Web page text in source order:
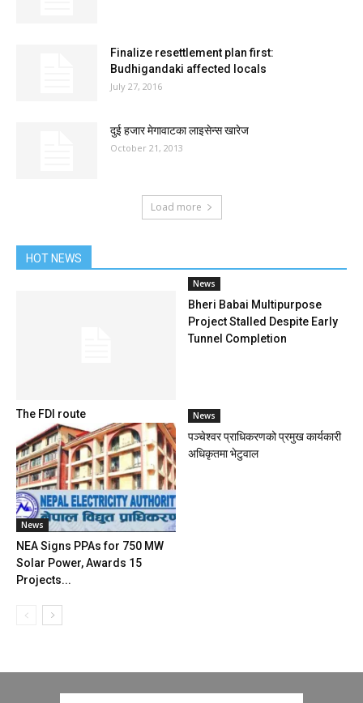
Finalize resettlement plan first:
Budhigandaki affected locals
July 27, 2016
दुई हजार मेगावाटका लाइसेन्स खारेज
October 21, 2013
Load more
HOT NEWS
The FDI route
News
Bheri Babai Multipurpose
Project Stalled Despite Early
Tunnel Completion
News
NEA Signs PPAs for 750 MW
Solar Power, Awards 15
Projects...
News
पञ्चेश्वर प्राधिकरणको प्रमुख कार्यकारी
अधिकृतमा भेटुवाल